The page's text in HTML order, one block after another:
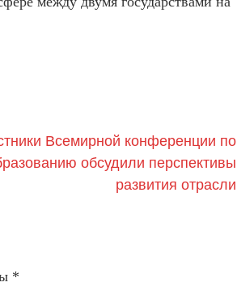
Всемирной конференции по
обсудили перспективы
развития отрасли
*